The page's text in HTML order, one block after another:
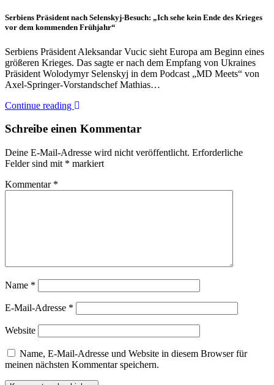
Serbiens Präsident nach Selenskyj-Besuch: „Ich sehe kein Ende des Krieges
vor dem kommenden Frühjahr“
Serbiens Präsident Aleksandar Vucic sieht Europa am Beginn eines
größeren Krieges. Das sagte er nach dem Empfang von Ukraines
Präsident Wolodymyr Selenskyj in dem Podcast „MD Meets“ von
Axel-Springer-Vorstandschef Mathias…
Continue reading
Schreibe einen Kommentar
Deine E-Mail-Adresse wird nicht veröffentlicht. Erforderliche
Felder sind mit * markiert
Kommentar *
Name *
E-Mail-Adresse *
Website
Name, E-Mail-Adresse und Website in diesem Browser für
meinen nächsten Kommentar speichern.